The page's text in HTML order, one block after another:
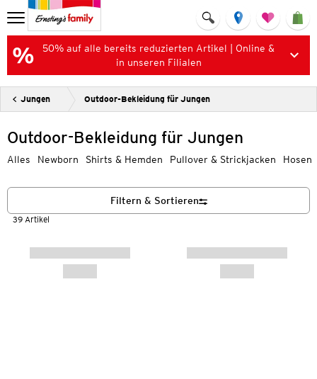
50% auf alle bereits reduzierten Artikel | Online &
in unseren Filialen
Jungen Outdoor-Bekleidung für Jungen
Outdoor-Bekleidung für Jungen
Alles Newborn Shirts & Hemden Pullover & Strickjacken Hosen
39 Artikel
Filtern & Sortieren